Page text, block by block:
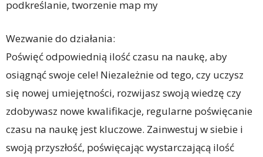
podkreślanie, tworzenie map my
Wezwanie do działania:
Poświęć odpowiednią ilość czasu na naukę, aby
osiągnąć swoje cele! Niezależnie od tego, czy uczysz
się nowej umiejętności, rozwijasz swoją wiedzę czy
zdobywasz nowe kwalifikacje, regularne poświęcanie
czasu na naukę jest kluczowe. Zainwestuj w siebie i
swoją przyszłość, poświęcając wystarczającą ilość